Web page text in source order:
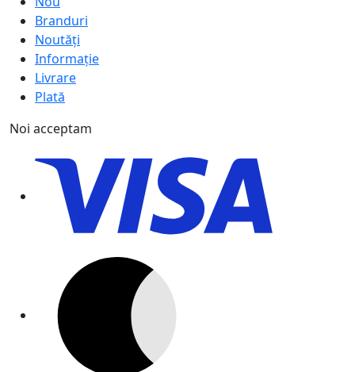
Branduri
Noutăți
Informație
Livrare
Plată
Noi acceptam